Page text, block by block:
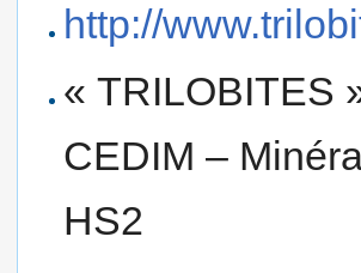
http://
« TRILOBITES
CEDIM –
HS2